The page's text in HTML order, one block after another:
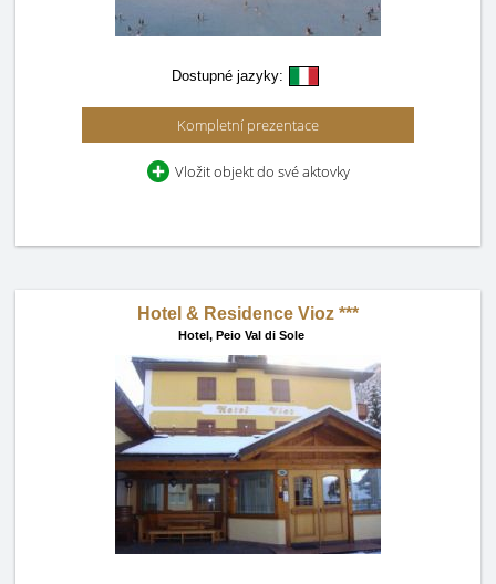
Dostupné jazyky:
Kompletní prezentace
Vložit objekt do své aktovky
Hotel & Residence Vioz ***
Hotel, Peio Val di Sole